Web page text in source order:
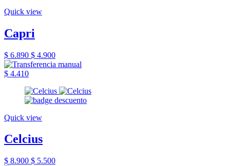
Quick view
Capri
$ 6.890 $ 4.900
$ 4.410
Quick view
Celcius
$ 8.900 $ 5.500